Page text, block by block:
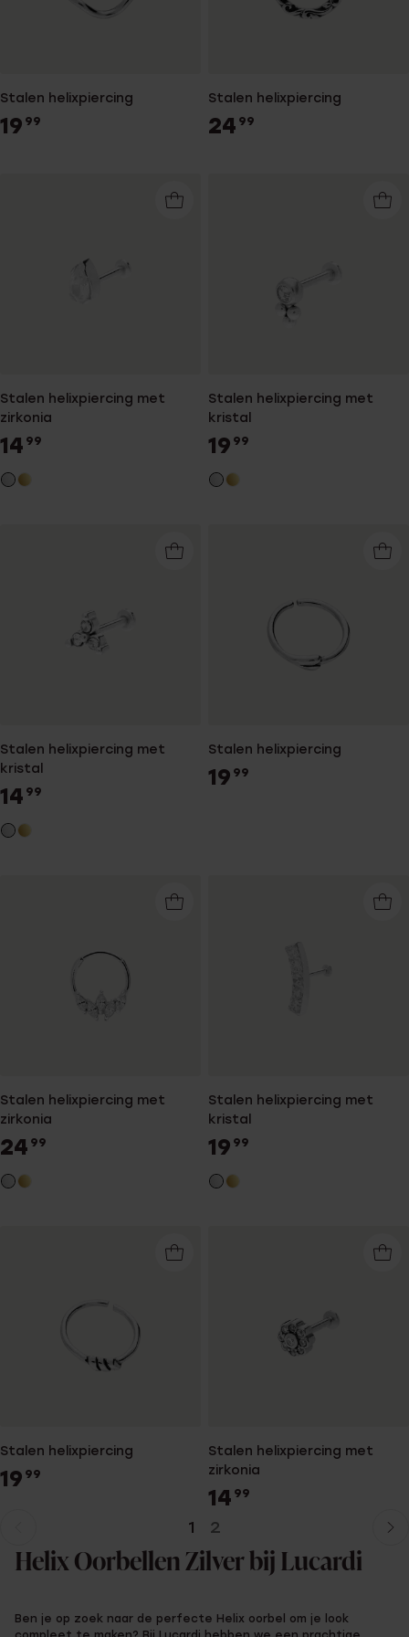
Stalen helixpiercing
19 99
Stalen helixpiercing
24 99
Stalen helixpiercing met
zirkonia
14 99
Stalen helixpiercing met
kristal
19 99
Stalen helixpiercing met
kristal
14 99
Stalen helixpiercing
19 99
Stalen helixpiercing met
zirkonia
24 99
Stalen helixpiercing met
kristal
19 99
Stalen helixpiercing
19 99
Stalen helixpiercing met
zirkonia
14 99
pagina
1 2
naarHelix Oorbellen Zilver bij Lucardi
Ben je op zoek naar de perfecte Helix oorbel om je look